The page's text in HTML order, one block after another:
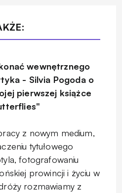
wewnętrznego
- Silvia Pogoda o
pierwszej książce
z nowym medium,
tytułowego
fotografowaniu
prowincji i życiu w
rozmawiamy z